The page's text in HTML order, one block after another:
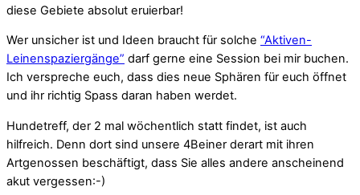
diese Gebiete absolut eruierbar!
Wer unsicher ist und Ideen braucht für solche “Aktiven-
Leinenspaziergänge” darf gerne eine Session bei mir buchen.
Ich verspreche euch, dass dies neue Sphären für euch öffnet
und ihr richtig Spass daran haben werdet.
Hundetreff, der 2 mal wöchentlich statt findet, ist auch
hilfreich. Denn dort sind unsere 4Beiner derart mit ihren
Artgenossen beschäftigt, dass Sie alles andere anscheinend
akut vergessen:-)